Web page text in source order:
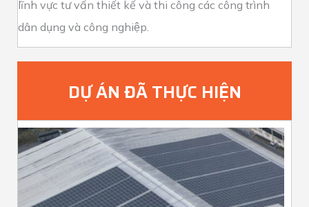
lĩnh vực tư vấn thiết kế và thi công các công trình
dân dụng và công nghiệp.
DỰ ÁN ĐÃ THỰC HIỆN